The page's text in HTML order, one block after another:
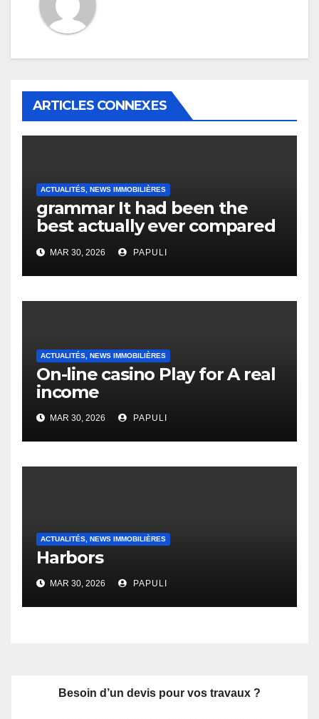
ARTICLES CONNEXES
ACTUALITÉS, NEWS IMMOBILIÈRES
grammar It had been the
best actually ever compared
to it’s the top actually?
English Vocabulary Learners
Heap Change
MAR 30, 2026 PAPULI
ACTUALITÉS, NEWS IMMOBILIÈRES
On-line casino Play for A real
income
MAR 30, 2026 PAPULI
ACTUALITÉS, NEWS IMMOBILIÈRES
Harbors
MAR 30, 2026 PAPULI
Besoin d’un devis pour vos travaux ?